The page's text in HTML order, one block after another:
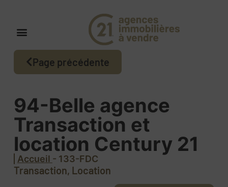
Page précédente
94-Belle agence
Transaction et
location Century 21
Accueil - 133-FDC
Transaction, Location